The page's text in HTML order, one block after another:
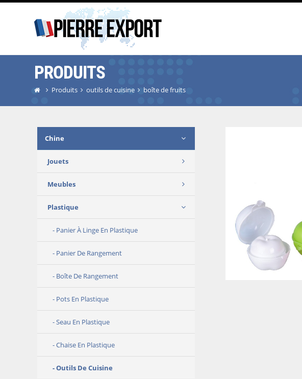
PRODUITS
Produits outils de cuisine boîte de fruits
Chine
Jouets
Meubles
Plastique
Panier À Linge En Plastique
Panier De Rangement
Boîte De Rangement
Pots En Plastique
Seau En Plastique
Chaise En Plastique
Outils De Cuisine